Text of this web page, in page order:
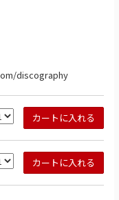
discography